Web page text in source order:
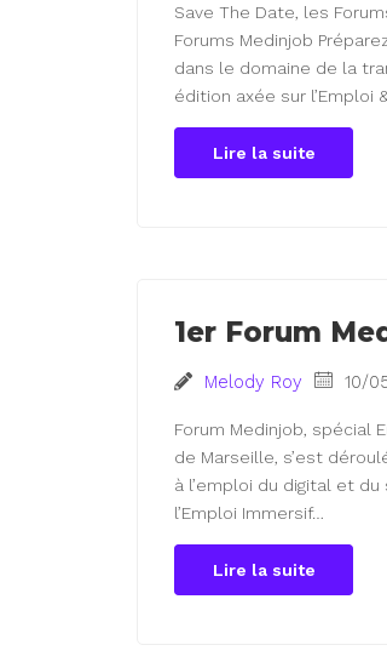
Save The Date, les
Forums Medinjob
dans le domaine de la
édition axée sur l’Emploi
Lire la suite
1er Forum
Melody Roy 10/
Forum Medinjob, spécial
de Marseille, s’est
à l’emploi du digital et
l’Emploi Immersif…
Lire la suite